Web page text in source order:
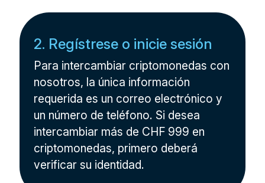
2. Regístrese o inicie sesión
Para intercambiar criptomonedas con
nosotros, la única información
requerida es un correo electrónico y
un número de teléfono. Si desea
intercambiar más de CHF 999 en
criptomonedas, primero deberá
verificar su identidad.